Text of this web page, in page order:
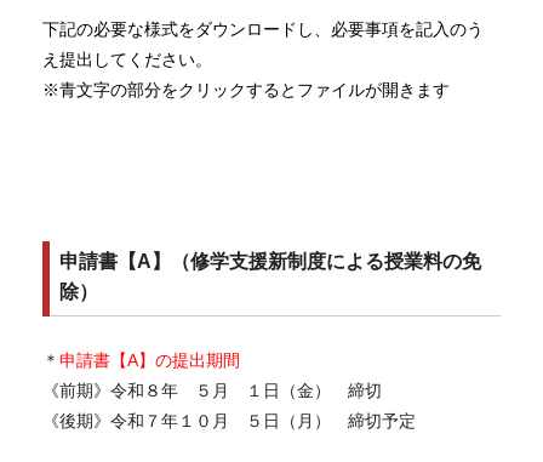
下記の必要な様式をダウンロードし、必要事項を記入のう
え提出してください。
※青文字の部分をクリックするとファイルが開きます
申請書【A】（修学支援新制度による授業料の免
除）
＊申請書【A】の提出期間
《前期》令和８年 ５月 １日（金） 締切
《後期》令和７年１０月 ５日（月） 締切予定